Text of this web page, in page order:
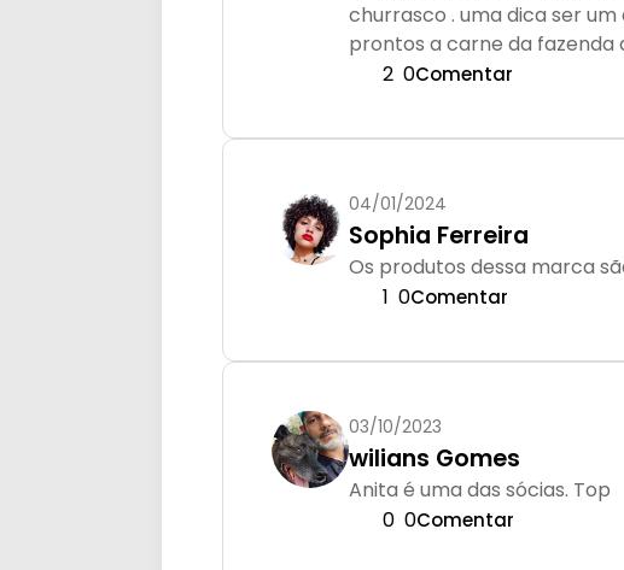
churrasco . uma dica ser
prontos a carne da fazenda
2 0Comentar
04/01/2024
Sophia Ferreira
Os produtos dessa marca
1 0Comentar
03/10/2023
wilians Gomes
Anita é uma das sócias. Top
0 0Comentar